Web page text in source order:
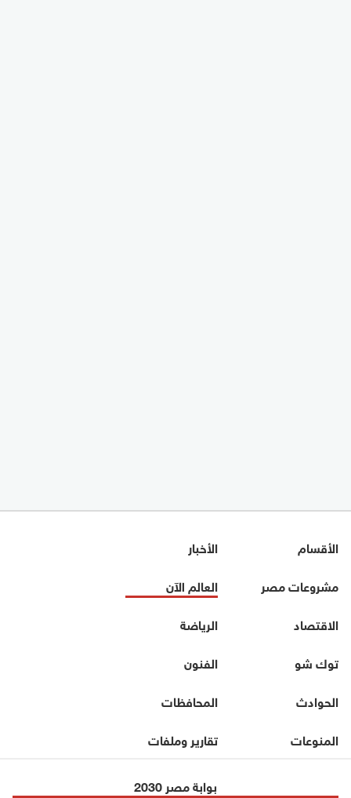
الأقسام
الأخبار
مشروعات مصر
العالم الآن
الاقتصاد
الرياضة
توك شو
الفنون
الحوادث
المحافظات
المنوعات
تقارير وملفات
بوابة مصر 2030